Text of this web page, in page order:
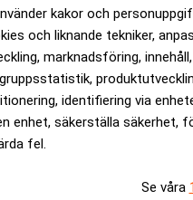
kakor och
och liknande tekniker,
marknadsföring,
identifiering via
enhet, säkerställa säkerhet,
fel.
Se våra